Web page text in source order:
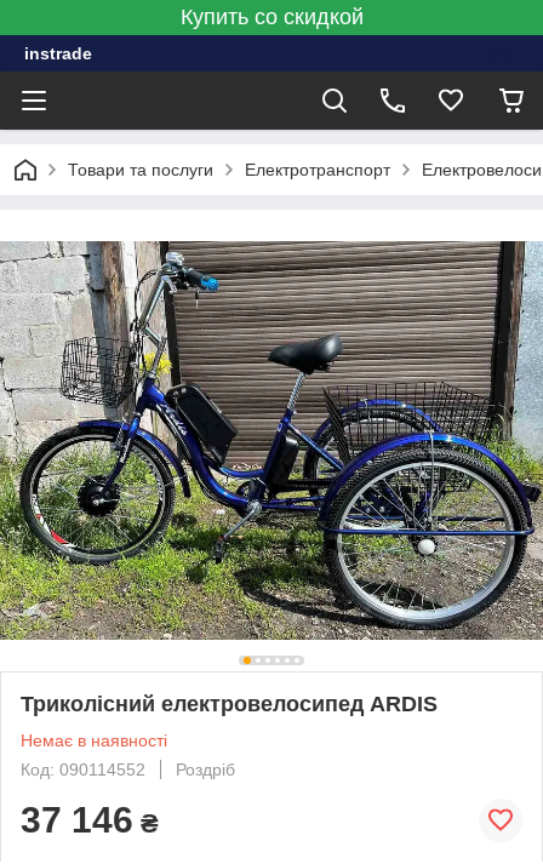
Купить со скидкой
instrade
Товари та послуги Електротранспорт
Триколісний електровелосипед ARDIS
Немає в наявності
Код: 090114552
Роздріб
37 146 ₴